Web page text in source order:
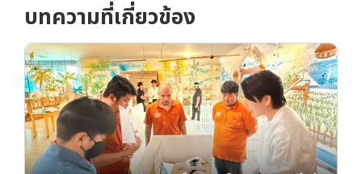
บทความที่เกี่ยวข้อง